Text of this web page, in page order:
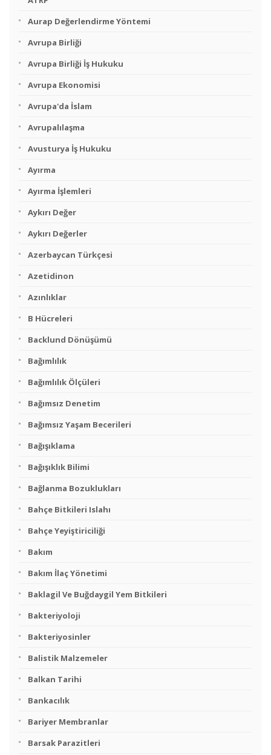
Aurap Değerlendirme Yöntemi
Avrupa Birliği
Avrupa Birliği İş Hukuku
Avrupa Ekonomisi
Avrupa'da İslam
Avrupalılaşma
Avusturya İş Hukuku
Ayırma
Ayırma İşlemleri
Aykırı Değer
Aykırı Değerler
Azerbaycan Türkçesi
Azetidinon
Azınlıklar
B Hücreleri
Backlund Dönüşümü
Bağımlılık
Bağımlılık Ölçüleri
Bağımsız Denetim
Bağımsız Yaşam Becerileri
Bağışıklama
Bağışıklık Bilimi
Bağlanma Bozuklukları
Bahçe Bitkileri Islahı
Bahçe Yeyiştiriciliği
Bakım
Bakım İlaç Yönetimi
Baklagil Ve Buğdaygil Yem Bitkileri
Bakteriyoloji
Bakteriyosinler
Balistik Malzemeler
Balkan Tarihi
Bankacılık
Bariyer Membranlar
Barsak Parazitleri